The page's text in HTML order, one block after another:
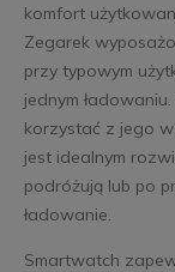
komfort
Zegarek
przy typowym
jednym
korzystać z jego
jest idealnym
podróżują lub po
ładowanie.
Smartwatch